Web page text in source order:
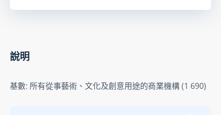
說明
基數: 所有從事藝術、文化及創意用途的商業機構 (1 690)